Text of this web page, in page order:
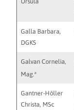
Galla Barbara,
DGKS
Galvan Cornelia,
Mag.a
Gantner-Höller
Christa, MSc